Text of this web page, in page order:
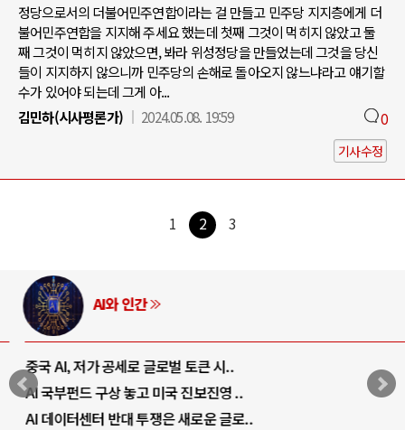
정당으로서의 더불어민주연합이라는 걸 만들고 민주당 지지층에게 더
불어민주연합을 지지해 주세요 했는데 첫째 그것이 먹히지 않았고 둘
째 그것이 먹히지 않았으면, 봐라 위성정당을 만들었는데 그것을 당신
들이 지지하지 않으니까 민주당의 손해로 돌아오지 않느냐라고 얘기할
수가 있어야 되는데 그게 아...
김민하(시사평론가)
2024.05.08. 19:59 0
기사수정
1 2 3
AI와 인간
중국 AI, 저가 공세로 글로벌 토큰 시..
AI 국부펀드 구상 놓고 미국 진보진영 ..
AI 데이터센터 반대 투쟁은 새로운 글로..